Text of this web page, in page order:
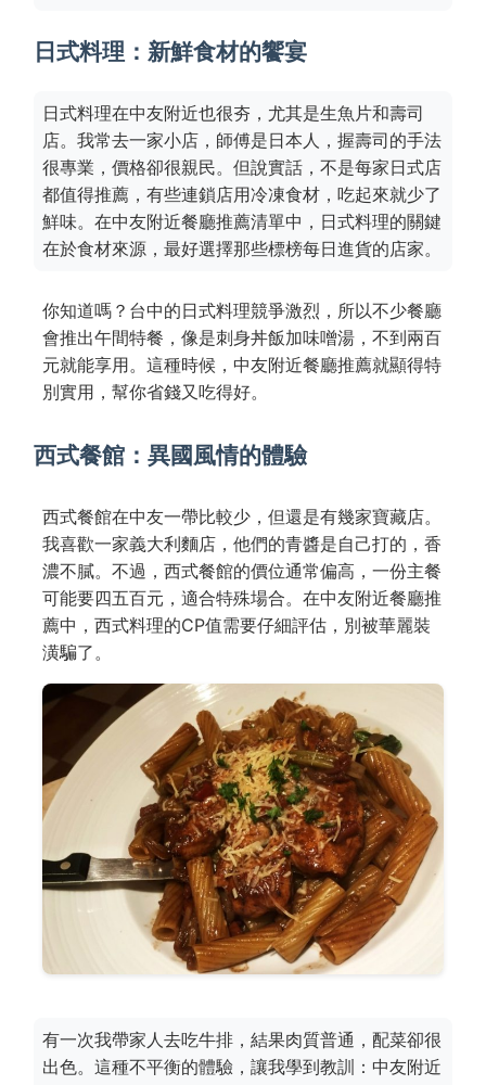
日式料理：新鮮食材的饗宴
日式料理在中友附近也很夯，尤其是生魚片和壽司
店。我常去一家小店，師傅是日本人，握壽司的手法
很專業，價格卻很親民。但說實話，不是每家日式店
都值得推薦，有些連鎖店用冷凍食材，吃起來就少了
鮮味。在中友附近餐廳推薦清單中，日式料理的關鍵
在於食材來源，最好選擇那些標榜每日進貨的店家。
你知道嗎？台中的日式料理競爭激烈，所以不少餐廳
會推出午間特餐，像是刺身丼飯加味噌湯，不到兩百
元就能享用。這種時候，中友附近餐廳推薦就顯得特
別實用，幫你省錢又吃得好。
西式餐館：異國風情的體驗
西式餐館在中友一帶比較少，但還是有幾家寶藏店。
我喜歡一家義大利麵店，他們的青醬是自己打的，香
濃不膩。不過，西式餐館的價位通常偏高，一份主餐
可能要四五百元，適合特殊場合。在中友附近餐廳推
薦中，西式料理的CP值需要仔細評估，別被華麗裝
潢騙了。
有一次我帶家人去吃牛排，結果肉質普通，配菜卻很
出色。這種不平衡的體驗，讓我學到教訓：中友附近